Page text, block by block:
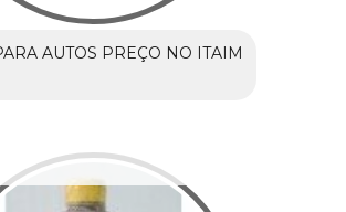
AUTOS PREÇO NO ITAIM